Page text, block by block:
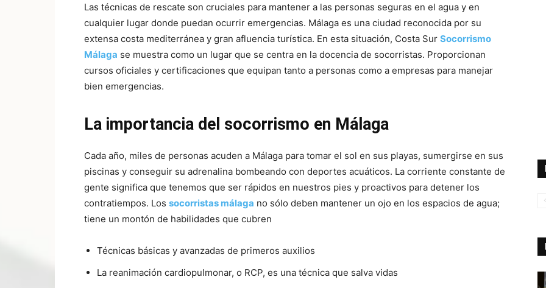
Las técnicas de rescate son cruciales para mantener a las personas seguras en el agua y en
cualquier lugar donde puedan ocurrir emergencias. Málaga es una ciudad reconocida por su
extensa costa mediterránea y gran afluencia turística. En esta situación, Costa Sur Socorrismo
Málaga se muestra como un lugar que se centra en la docencia de socorristas. Proporcionan
cursos oficiales y certificaciones que equipan tanto a personas como a empresas para manejar
bien emergencias.
La importancia del socorrismo en Málaga
Cada año, miles de personas acuden a Málaga para tomar el sol en sus playas, sumergirse en sus
piscinas y conseguir su adrenalina bombeando con deportes acuáticos. La corriente constante de
gente significa que tenemos que ser rápidos en nuestros pies y proactivos para detener los
contratiempos. Los socorristas málaga no sólo deben mantener un ojo en los espacios de agua;
tiene un montón de habilidades que cubren
Técnicas básicas y avanzadas de primeros auxilios
La reanimación cardiopulmonar, o RCP, es una técnica que salva vidas